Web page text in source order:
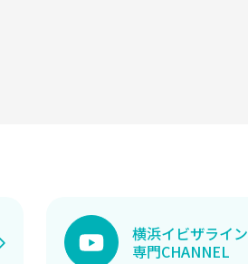
横浜イビザライン
専門CHANNEL